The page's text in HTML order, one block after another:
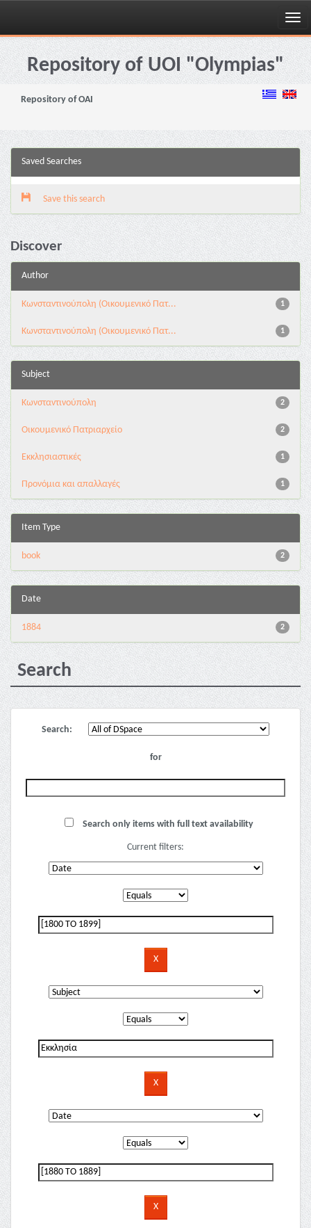
Skip
navigationRepository of UOI "Olympias"
Repository of OAI
Saved Searches
Save this search
Discover
Author
1
Κωνσταντινούπολη (Οικουμενικό Πατ...
1
Κωνσταντινούπολη (Οικουμενικό Πατ...
Subject
2
Κωνσταντινούπολη
2
Οικουμενικό Πατριαρχείο
1
Εκκλησιαστικές
1
Προνόμια και απαλλαγές
Item Type
2
book
Date
2
1884
Search
Search:
for
Search only items with full text availability
Current filters: